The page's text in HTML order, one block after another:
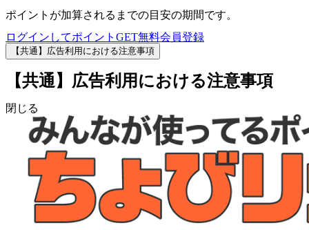
ポイントが加算されるまでの目安の期間です。
ログインしてポイントGET無料会員登録
【共通】広告利用における注意事項
【共通】広告利用における注意事項
閉じる